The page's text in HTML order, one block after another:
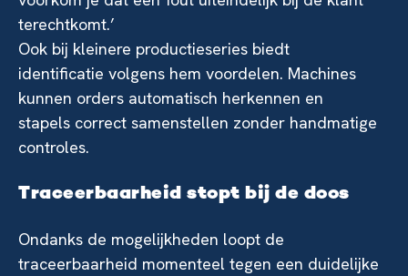
terechtkomt.’
Ook bij kleinere productieseries biedt
identificatie volgens hem voordelen. Machines
kunnen orders automatisch herkennen en
stapels correct samenstellen zonder handmatige
controles.
Traceerbaarheid stopt bij de doos
Ondanks de mogelijkheden loopt de
traceerbaarheid momenteel tegen een duidelijke